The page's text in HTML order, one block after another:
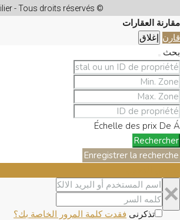
© Groupe AAFER immobilier - Tous droits réservés
مقارنة العقارات
قارن إغلاق
بحث
Échelle des prix De Á
Rechercher
Enregistrer la recherche
×
تذكرنى فقدت كلمة المرور الخاصة بك؟